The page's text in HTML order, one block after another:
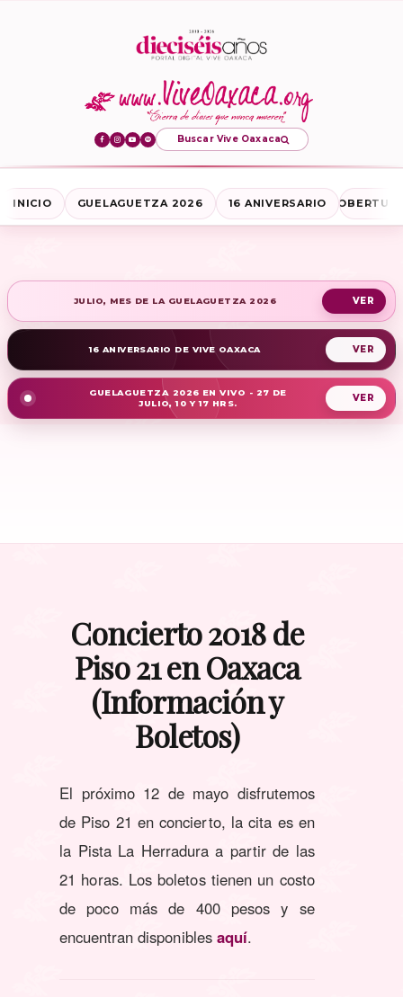
Buscar Vive Oaxaca
INICIO GUELAGUETZA 2026 16 ANIVERSARIO
JULIO, MES DE LA GUELAGUETZA 2026
16 ANIVERSARIO DE VIVE OAXACA
GUELAGUETZA 2026 EN VIVO - 27 DE
JULIO, 10 Y 17 HRS.
Concierto 2018 de
Piso 21 en Oaxaca
(Información y
Boletos)
El próximo 12 de mayo disfrutemos
de Piso 21 en concierto, la cita es en
la Pista La Herradura a partir de las
21 horas. Los boletos tienen un costo
de poco más de 400 pesos y se
encuentran disponibles aquí.